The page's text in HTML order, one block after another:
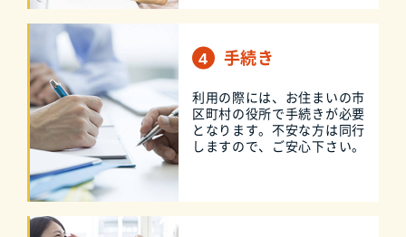
手続き
利用の際には、お住まいの市
区町村の役所で手続きが必要
となります。不安な方は同行
しますので、ご安心下さい。